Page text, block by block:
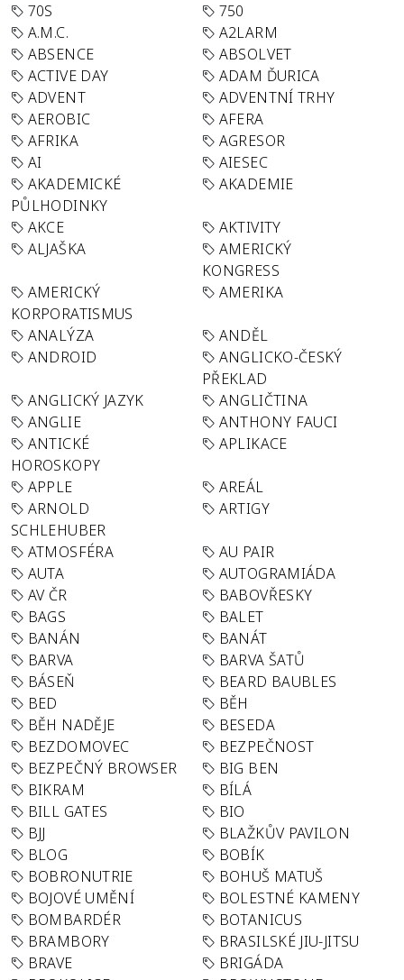
70S
750
A.M.C.
A2LARM
ABSENCE
ABSOLVET
ACTIVE DAY
ADAM ĎURICA
ADVENT
ADVENTNÍ TRHY
AEROBIC
AFERA
AFRIKA
AGRESOR
AI
AIESEC
AKADEMICKÉ
PŮLHODINKY
AKADEMIE
AKCE
AKTIVITY
ALJAŠKA
AMERICKÝ
KONGRESS
AMERICKÝ
KORPORATISMUS
AMERIKA
ANALÝZA
ANDĚL
ANDROID
ANGLICKO-ČESKÝ
PŘEKLAD
ANGLICKÝ JAZYK
ANGLIČTINA
ANGLIE
ANTHONY FAUCI
ANTICKÉ
HOROSKOPY
APLIKACE
APPLE
AREÁL
ARNOLD
SCHLEHUBER
ARTIGY
ATMOSFÉRA
AU PAIR
AUTA
AUTOGRAMIÁDA
AV ČR
BABOVŘESKY
BAGS
BALET
BANÁN
BANÁT
BARVA
BARVA ŠATŮ
BÁSEŇ
BEARD BAUBLES
BED
BĚH
BĚH NADĚJE
BESEDA
BEZDOMOVEC
BEZPEČNOST
BEZPEČNÝ BROWSER
BIG BEN
BIKRAM
BÍLÁ
BILL GATES
BIO
BJJ
BLAŽKŮV PAVILON
BLOG
BOBÍK
BOBRONUTRIE
BOHUŠ MATUŠ
BOJOVÉ UMĚNÍ
BOLESTNÉ KAMENY
BOMBARDÉR
BOTANICUS
BRAMBORY
BRASILSKÉ JIU-JITSU
BRAVE
BRIGÁDA